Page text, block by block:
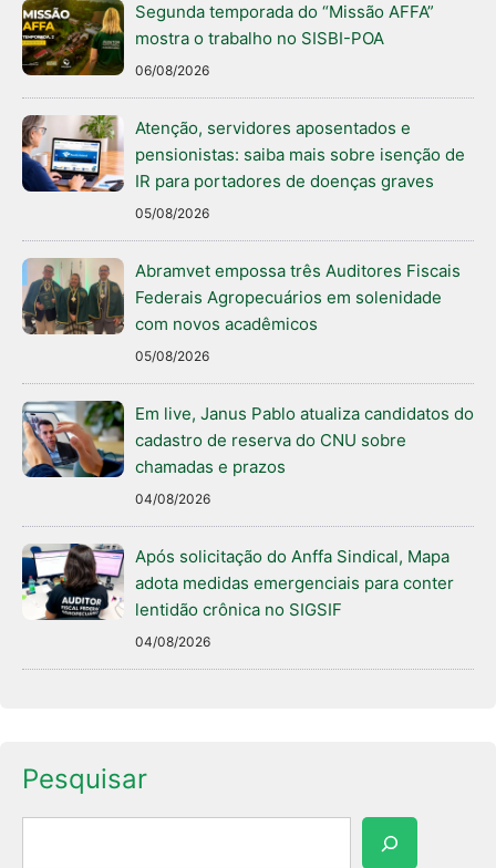
Segunda temporada do “Missão AFFA”
mostra o trabalho no SISBI-POA
06/08/2026
Atenção, servidores aposentados e
pensionistas: saiba mais sobre isenção de
IR para portadores de doenças graves
05/08/2026
Abramvet empossa três Auditores Fiscais
Federais Agropecuários em solenidade
com novos acadêmicos
05/08/2026
Em live, Janus Pablo atualiza candidatos do
cadastro de reserva do CNU sobre
chamadas e prazos
04/08/2026
Após solicitação do Anffa Sindical, Mapa
adota medidas emergenciais para conter
lentidão crônica no SIGSIF
04/08/2026
Pesquisar